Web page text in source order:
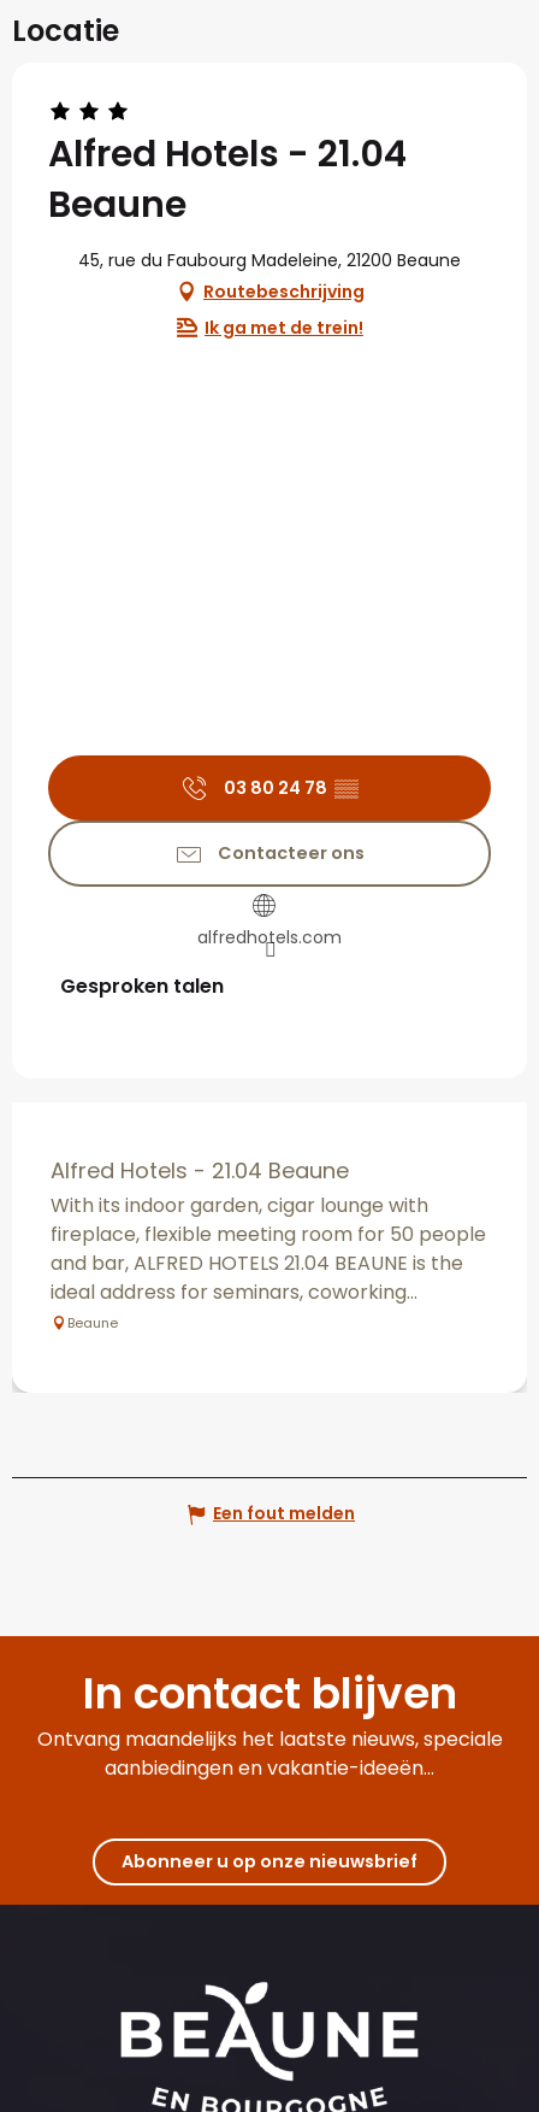
Locatie
Alfred Hotels - 21.04
Beaune
45, rue du Faubourg Madeleine, 21200 Beaune
Routebeschrijving
Ik ga met de trein!
03 80 24 78 ▒▒
Contacteer ons
alfredhotels.com
Gesproken talen
Gesproken talen
Alfred Hotels - 21.04 Beaune
With its indoor garden, cigar lounge with
fireplace, flexible meeting room for 50 people
and bar, ALFRED HOTELS 21.04 BEAUNE is the
ideal address for seminars, coworking...
Beaune
Een fout melden
In contact blijven
Ontvang maandelijks het laatste nieuws, speciale
aanbiedingen en vakantie-ideeën...
Abonneer u op onze nieuwsbrief